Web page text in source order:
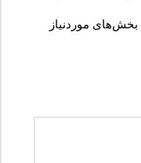
بخش‌های موردنیاز